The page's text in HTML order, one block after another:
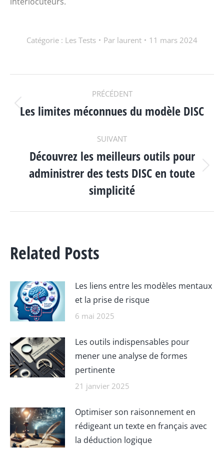
Catégorie : Les Tests Par laurent 11 mars 2024
NAVIGATION
ARTICLE
PRÉCÉDENT
Article
:
Les limites méconnues du modèle DISC
SUIVANT
Article
suivant
Découvrez les meilleurs outils pour
administrer des tests DISC en toute
simplicité
Related Posts
Les liens entre les modèles mentaux
et la prise de risque
6 mai 2025
Les outils indispensables pour
mener une analyse de formes
pertinente
21 janvier 2025
Optimiser son raisonnement en
rédigeant un texte en français avec
la déduction logique